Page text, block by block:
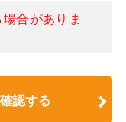
合がありま
認する